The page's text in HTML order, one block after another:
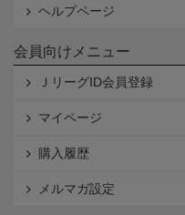
ヘルプページ
会員向けメニュー
ＪリーグID会員登録
マイページ
購入履歴
メルマガ設定